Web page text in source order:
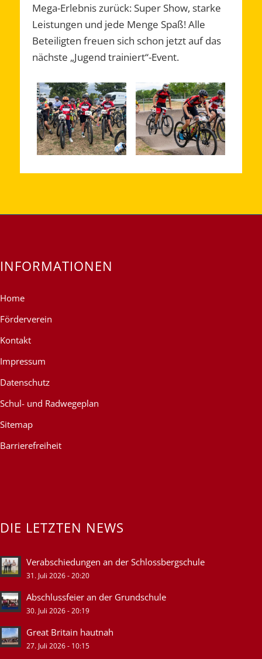
Mega-Erlebnis zurück: Super Show, starke
Leistungen und jede Menge Spaß! Alle
Beteiligten freuen sich schon jetzt auf das
nächste „Jugend trainiert“-Event.
INFORMATIONEN
Home
Förderverein
Kontakt
Impressum
Datenschutz
Schul- und Radwegeplan
Sitemap
Barrierefreiheit
DIE LETZTEN NEWS
Verabschiedungen an der Schlossbergschule
31. Juli 2026 - 20:20
Abschlussfeier an der Grundschule
30. Juli 2026 - 20:19
Great Britain hautnah
27. Juli 2026 - 10:15